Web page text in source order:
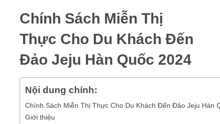
Chính Sách Miễn Thị
Thực Cho Du Khách Đến
Đảo Jeju Hàn Quốc 2024
Nội dung chính:
Chính Sách Miễn Thị Thực Cho Du Khách Đến Đảo Jeju Hàn
Giới thiệu